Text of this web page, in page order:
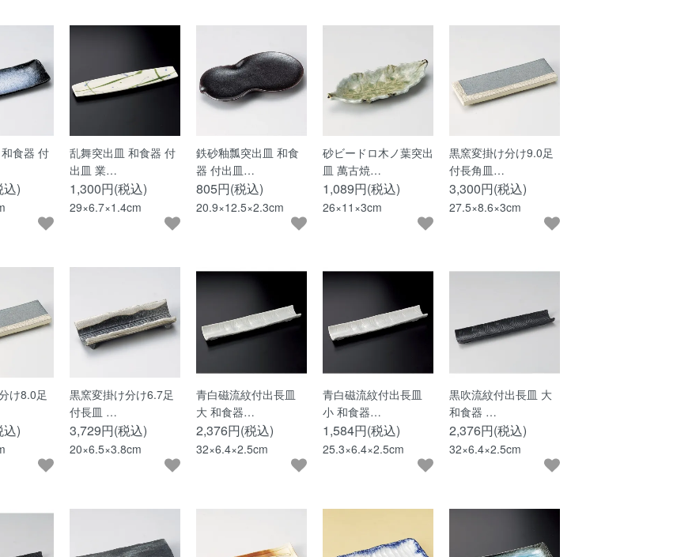
食器 付
込)
乱舞突出皿 和食器 付
出皿 業…
1,300円(税込)
29×6.7×1.4cm
鉄砂釉瓢突出皿 和食
器 付出皿…
805円(税込)
20.9×12.5×2.3cm
砂ビードロ木ノ葉突出
皿 萬古焼…
1,089円(税込)
26×11×3cm
黒窯変掛け分け9.0足
付長角皿…
3,300円(税込)
27.5×8.6×3cm
け8.0足
)
黒窯変掛け分け6.7足
付長皿 …
3,729円(税込)
20×6.5×3.8cm
青白磁流紋付出長皿
大 和食器…
2,376円(税込)
32×6.4×2.5cm
青白磁流紋付出長皿
小 和食器…
1,584円(税込)
25.3×6.4×2.5cm
黒吹流紋付出長皿 大
和食器 …
2,376円(税込)
32×6.4×2.5cm